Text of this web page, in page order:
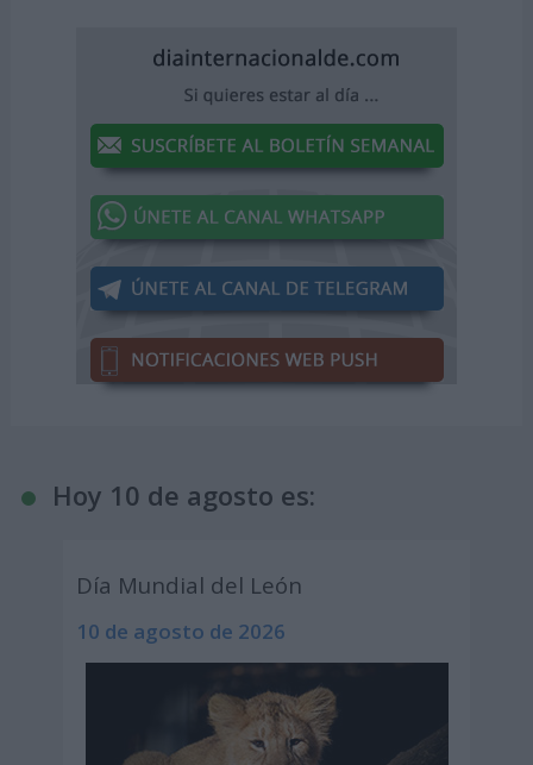
Hoy 10 de agosto es:
Día Mundial del León
10 de agosto de 2026